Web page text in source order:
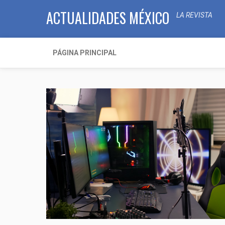
ACTUALIDADES MÉXICO LA REVISTA
PÁGINA PRINCIPAL